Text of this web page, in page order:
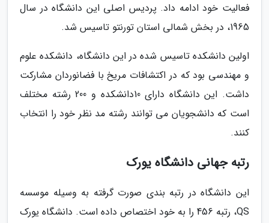
فعالیت خود ادامه داد. پردیس اصلی این دانشگاه در سال
1965، در بخش شمالی استان تورنتو تاسیس شد.
اولین دانشکده تاسیس شده در این دانشگاه، دانشکده علوم
و مهندسی بود که در اکتشافات مریخ با فضانوردان مشارکت
داشت. این دانشگاه دارای 10دانشکده و 200 رشته مختلف
است که دانشجویان می توانند رشته مد نظر خود را انتخاب
کنند.
رتبه جهانی دانشگاه یورک
این دانشگاه در رتبه بندی صورت گرفته به وسیله موسسه
QS، رتبه 456 را به خود اختصاص داده است. دانشگاه یورک